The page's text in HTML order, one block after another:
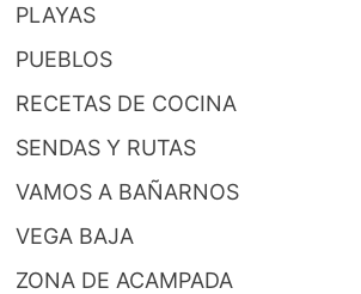
PLAYAS
PUEBLOS
RECETAS DE COCINA
SENDAS Y RUTAS
VAMOS A BAÑARNOS
VEGA BAJA
ZONA DE ACAMPADA